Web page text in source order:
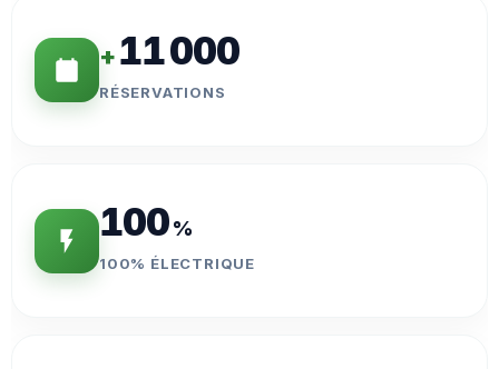
+11 000
RÉSERVATIONS
100%
100% ÉLECTRIQUE